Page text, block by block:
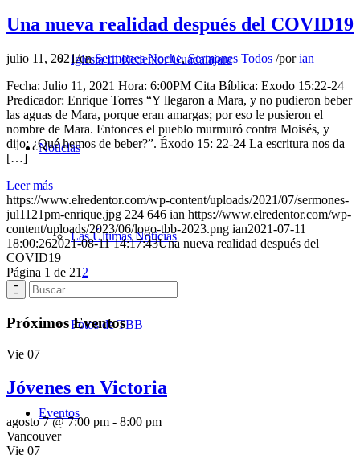
Iglesia El Redentor Guadalajara
Noticias
Las Últimas Noticias
Fotos de TBB
Eventos
Una nueva realidad después del COVID19
julio 11, 2021/enSermones Noche,Sermones Todos /porian
Fecha: Julio 11, 2021 Hora: 6:00PM Cita Bíblica: Exodo 15:22-24
Predicador: Enrique Torres “Y llegaron a Mara, y no pudieron beber
las aguas de Mara, porque eran amargas; por eso le pusieron el
nombre de Mara. Entonces el pueblo murmuró contra Moisés, y
dijo: ¿Qué hemos de beber?”. Éxodo 15: 22-24 La escritura nos da
[…]
Leer más
https://www.elredentor.com/wp-content/uploads/2021/07/sermones-
jul1121pm-enrique.jpg 224 646 ian https://www.elredentor.com/wp-
content/uploads/2023/06/logo-tbb-2023.png ian2021-07-11
18:00:262021-08-11 14:17:43Una nueva realidad después del
COVID19
Página 1 de 21 2
Próximos Eventos
Vie 07
Jóvenes en Victoria
agosto 7 @ 7:00 pm - 8:00 pm
Vancouver
Vie 07